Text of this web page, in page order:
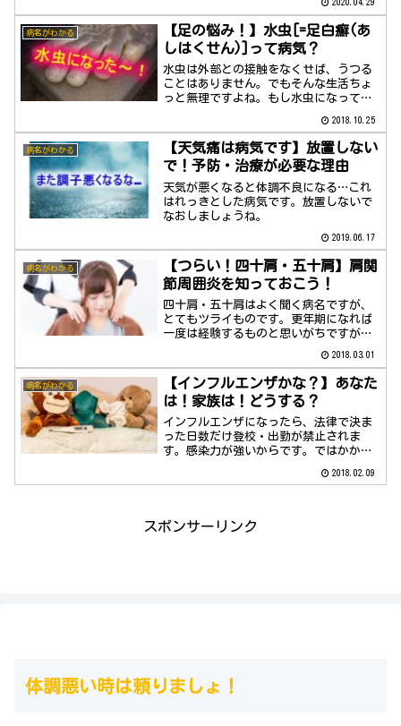
2020.04.29
病名がわかる
【足の悩み！】水虫[=足白癬(あ
しはくせん)]って病気？
水虫は外部との接触をなくせば、うつる
ことはありません。でもそんな生活ちょ
っと無理ですよね。もし水虫になってし
い事をまず考えなければなりません。
2018.10.25
病名がわかる
【天気痛は病気です】放置しない
で！予防・治療が必要な理由
天気が悪くなると体調不良になる…これ
はれっきとした病気です。放置しないで
なおしましょうね。
2019.06.17
病名がわかる
【つらい！四十肩・五十肩】肩関
節周囲炎を知っておこう！
四十肩・五十肩はよく聞く病名ですが、
とてもツライものです。更年期になれば
一度は経験するものと思いがちですが、
2018.03.01
病名がわかる
【インフルエンザかな？】あなた
は！家族は！どうする？
インフルエンザになったら、法律で決ま
った日数だけ登校・出勤が禁止されま
す。感染力が強いからです。ではかかっ
がベストなのでしょう？間違っている
2018.02.09
スポンサーリンク
体調悪い時は頼りましょ！